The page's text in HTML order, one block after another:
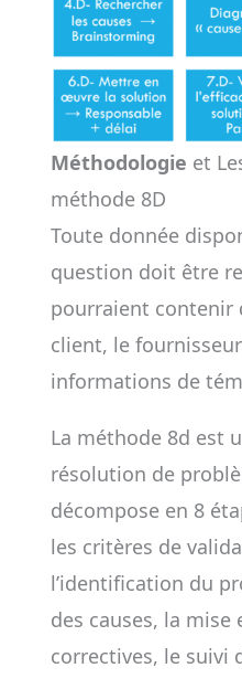
Méthodologie et
méthode 8D
Toute donnée
question doit être
pourraient contenir
client, le
informations de
La méthode 8d est
résolution de
décompose en 8
les critères de
l’identification du
des causes, la mise
correctives, le suivi